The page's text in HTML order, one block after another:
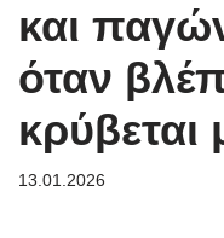
και
όταν
κρύβεται
13.01.2026